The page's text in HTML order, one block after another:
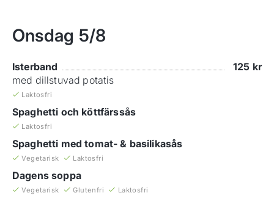
Onsdag 5/8
Isterband 125 kr
med dillstuvad potatis
Laktosfri
Spaghetti och köttfärssås
Laktosfri
Spaghetti med tomat- & basilikasås
Vegetarisk Laktosfri
Dagens soppa
Vegetarisk Glutenfri Laktosfri